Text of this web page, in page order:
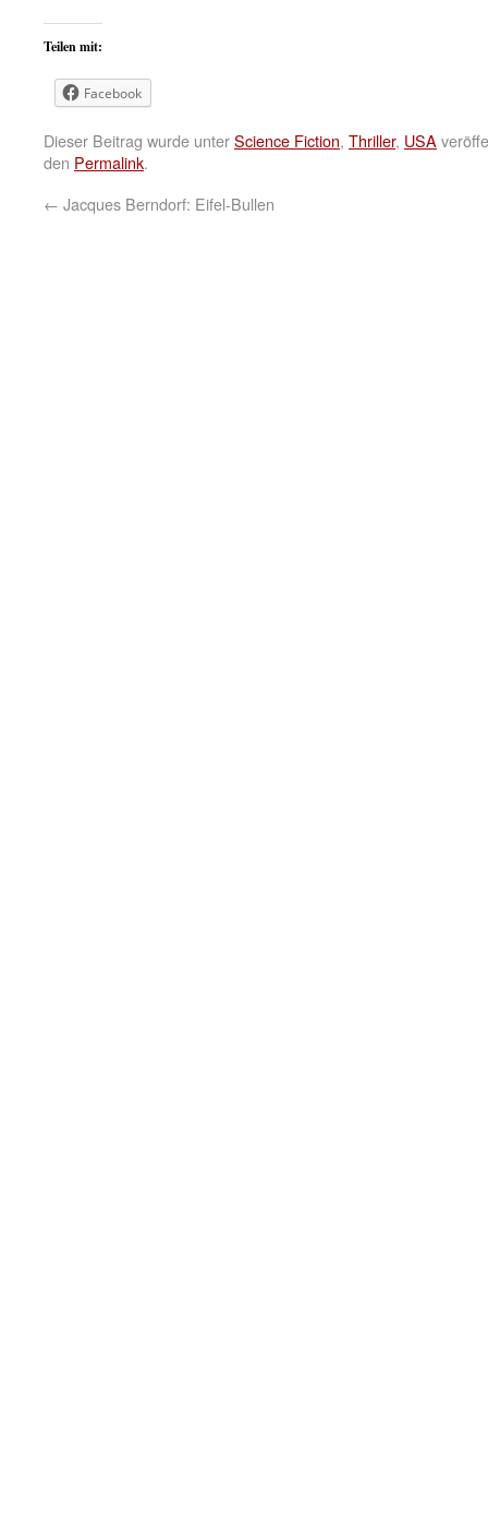
Teilen mit:
Facebook
Dieser Beitrag wurde unterScience Fiction, Thriller, USA
den Permalink.
← Jacques Berndorf: Eifel-Bullen